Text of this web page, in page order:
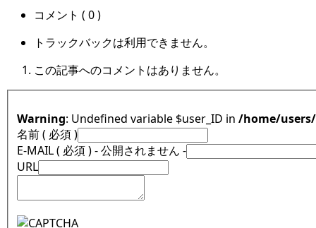
コメント ( 0 )
トラックバックは利用できません。
この記事へのコメントはありません。
Warning : Undefined variable $user_ID in /home/
名前 ( 必須 )
E-MAIL ( 必須 ) - 公開されません -
URL